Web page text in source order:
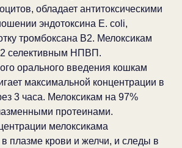
обладает антитоксическими
эндотоксина E. coli,
тромбоксана B2. Мелоксикам
селективным НПВП.
орального введения кошкам
максимальной концентрации в
3 часа. Мелоксикам на 97%
протеинами.
мелоксикама
плазме крови и желчи, и следы в